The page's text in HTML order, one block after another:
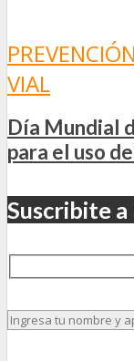
PREVENCIÓN
VIAL
Día Mundial
para el uso
Suscribite